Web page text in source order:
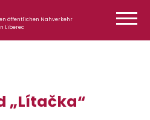
öffentlichen Nahverkehr
Liberec
„Lítačka“